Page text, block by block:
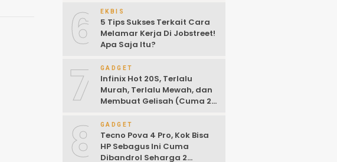
6 EKBIS
5 Tips Sukses Terkait Cara
Melamar Kerja Di Jobstreet!
Apa Saja Itu?
7 GADGET
Infinix Hot 20S, Terlalu
Murah, Terlalu Mewah, dan
Membuat Gelisah (Cuma 2
8 GADGET
Tecno Pova 4 Pro, Kok Bisa
HP Sebagus Ini Cuma
Dibandrol Seharga 2